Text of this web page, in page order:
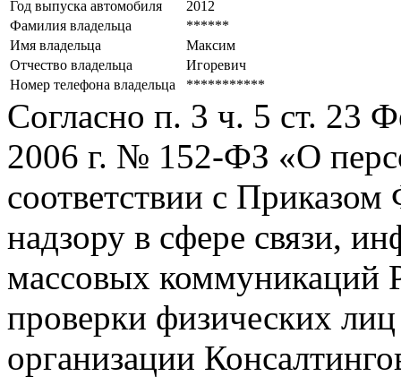
Год выпуска автомобиля
2012
Фамилия владельца
******
Имя владельца
Максим
Отчество владельца
Игоревич
Номер телефона владельца
***********
Согласно п. 3 ч. 5 ст. 23
2006 г. № 152-ФЗ «О
соответствии с
надзору в сфере связи,
массовых коммуникаций
проверки физических
организации